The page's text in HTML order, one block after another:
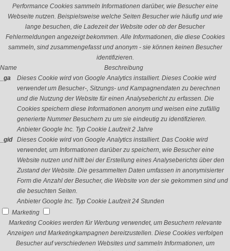
Performance Cookies sammeln Informationen darüber, wie Besucher eine
Webseite nutzen. Beispielsweise welche Seiten Besucher wie häufig und wie
lange besuchen, die Ladezeit der Website oder ob der Besucher
Fehlermeldungen angezeigt bekommen. Alle Informationen, die diese Cookies
sammeln, sind zusammengefasst und anonym - sie können keinen Besucher
identifizieren.
Name
Beschreibung
_ga
Dieses Cookie wird von Google Analytics installiert. Dieses Cookie wird
verwendet um Besucher-, Sitzungs- und Kampagnendaten zu berechnen
und die Nutzung der Website für einen Analysebericht zu erfassen. Die
Cookies speichern diese Informationen anonym und weisen eine zufällig
generierte Nummer Besuchern zu um sie eindeutig zu identifizieren.
Anbieter Google Inc. Typ Cookie Laufzeit 2 Jahre
_gid
Dieses Cookie wird von Google Analytics installiert. Das Cookie wird
verwendet, um Informationen darüber zu speichern, wie Besucher eine
Website nutzen und hilft bei der Erstellung eines Analyseberichts über den
Zustand der Website. Die gesammelten Daten umfassen in anonymisierter
Form die Anzahl der Besucher, die Website von der sie gekommen sind und
die besuchten Seiten.
Anbieter Google Inc. Typ Cookie Laufzeit 24 Stunden
Marketing
Marketing Cookies werden für Werbung verwendet, um Besuchern relevante
Anzeigen und Marketingkampagnen bereitzustellen. Diese Cookies verfolgen
Besucher auf verschiedenen Websites und sammeln Informationen, um